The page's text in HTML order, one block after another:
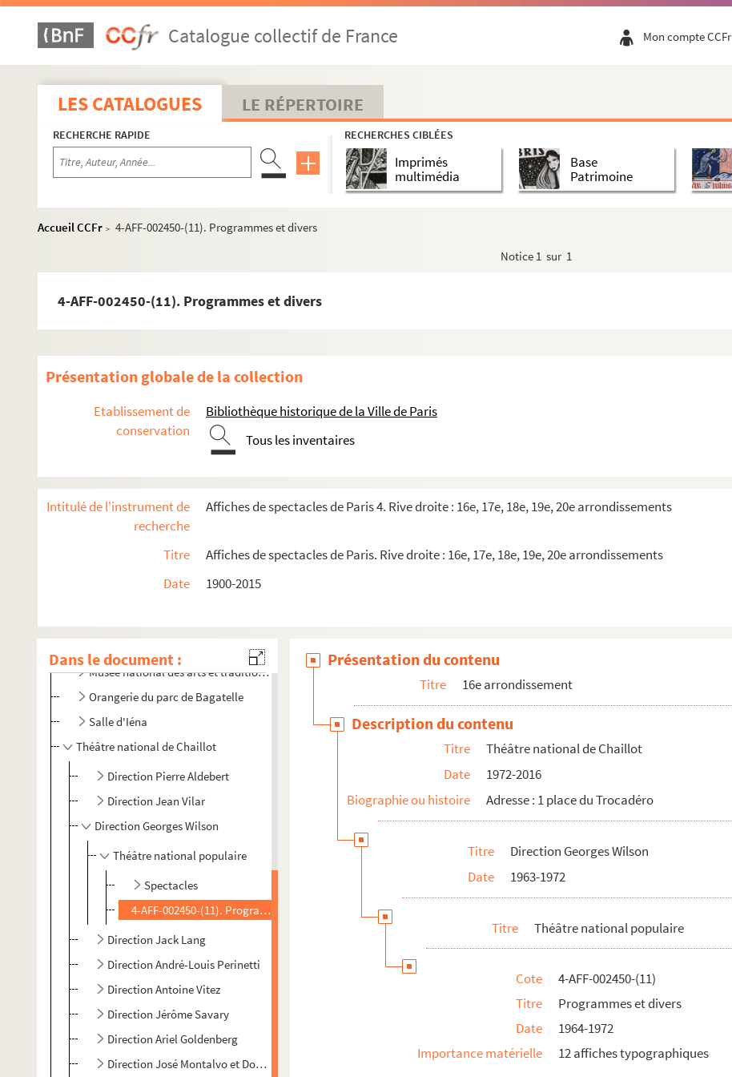
Catalogue collectif de France Mon compte CCFr
LES CATALOGUES LE RÉPERTOIRE
RECHERCHE RAPIDE RECHERCHES CIBLÉES
Imprimés
multimédia
Base
Patrimoine
Accueil CCFr > 4-AFF-002450-(11). Programmes et divers
Notice 1 sur 1
4-AFF-002450-(11). Programmes et divers
Présentation globale de la collection
Etablissement de
conservation
Bibliothèque historique de la Ville de Paris
Tous les inventaires
Intitulé de l'instrument de
recherche
Affiches de spectacles de Paris 4. Rive droite : 16e, 17e, 18e, 19e, 20e arrondissements
Titre
Affiches de spectacles de Paris. Rive droite : 16e, 17e, 18e, 19e, 20e arrondissements
Date
1900-2015
Dans le document :
Cirque national Alexis Grüss
Auditorium Jean de la Fontaine
Église réformée d'Auteuil
Grande serre d'Auteuil
Hippodrome ParisLongchamp
Jardin d'acclimatation
Musée national des arts asiatiques - Guimet
Musée national des arts et traditions populaires
Orangerie du parc de Bagatelle
Salle d'Iéna
Théâtre national de Chaillot
Direction Pierre Aldebert
Direction Jean Vilar
Direction Georges Wilson
Théâtre national populaire
Spectacles
4-AFF-002450-(11). Programmes et divers
Direction Jack Lang
Direction André-Louis Perinetti
Direction Antoine Vitez
Direction Jérôme Savary
Direction Ariel Goldenberg
Direction José Montalvo et Dominique Hervieu (2008-2021)
Présentation du contenu
Titre 16e arrondissement
Description du contenu
Titre
Théâtre national de Chaillot
Date
1972-2016
Biographie ou histoire
Adresse : 1 place du Trocadéro
Titre
Direction Georges Wilson
Date
1963-1972
Titre Théâtre national populaire
Cote
4-AFF-002450-(11)
Titre
Programmes et divers
Date
1964-1972
Importance matérielle
12 affiches typographiques